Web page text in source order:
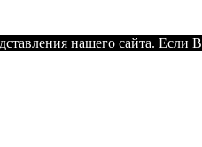
нашего сайта. Если